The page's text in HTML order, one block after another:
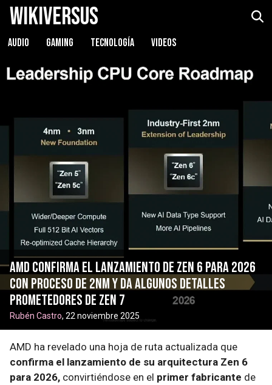
WikiVersus
AUDIO GAMING TECNOLOGÍA VIDEOS
AMD confirma el lanzamiento de Zen 6 para 2026
con proceso de 2nm y da algunos detalles
prometedores de Zen 7
Rubén Castro, 22 noviembre 2025
AMD ha revelado una hoja de ruta actualizada que
confirma el lanzamiento de su arquitectura Zen 6
para 2026, convirtiéndose en el primer fabricante de